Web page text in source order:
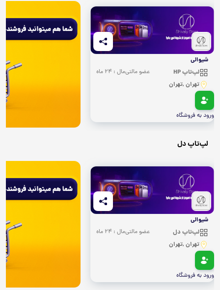
شیوالی
لپ‌تاپ HP
تهران ,تهران
عضو مالتی‌مال : 24 ماه
ورود به فروشگاه
لپ‌تاپ دل
شیوالی
لپ‌تاپ دل
تهران ,تهران
عضو مالتی‌مال : 24 ماه
ورود به فروشگاه